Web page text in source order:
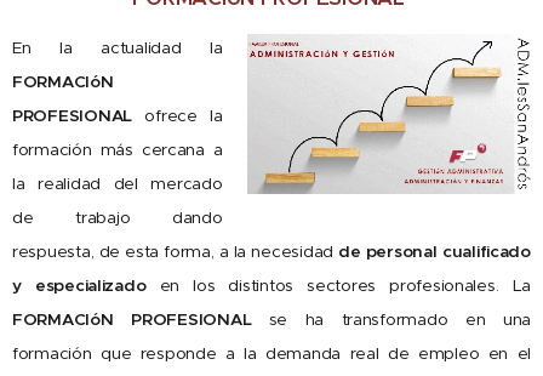
En la actualidad la
FORMACIóN
PROFESIONAL ofrece la
formación más cercana a
la realidad del mercado
de trabajo dando
respuesta, de esta forma, a la necesidad de personal cualificado
y especializadoen los distintos sectores profesionales. La
FORMACIóN PROFESIONALse ha transformado en una
formación que responde a la demanda real de empleo en el